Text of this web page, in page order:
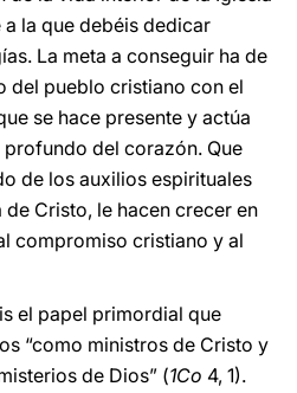
la que debéis dedicar
La meta a conseguir ha de
del pueblo cristiano con el
se hace presente y actúa
del corazón. Que
de los auxilios espirituales
Cristo, le hacen crecer en
compromiso cristiano y al
el papel primordial que
“como ministros de Cristo y
de Dios” (1Co 4, 1).